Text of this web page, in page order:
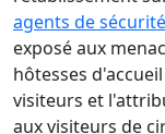
agents de sécurité
exposé aux
hôtesses
visiteurs et
aux visiteurs de